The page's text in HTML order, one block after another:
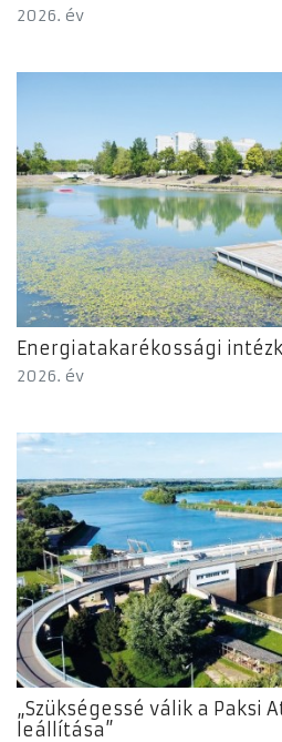
2026. év
Energiatakarékossági
2026. év
„Szükségessé válik a Paksi
leállítása”